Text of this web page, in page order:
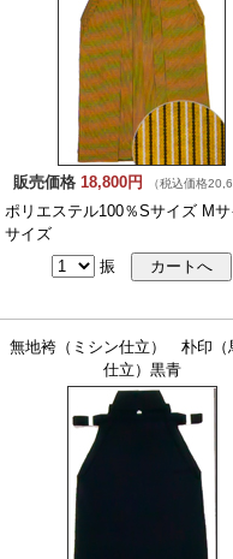
販売価格 18,800円 （税込価格
ポリエステル100％Sサイズ M
サイズ
振
無地袴（ミシン仕立） 朴印（
仕立）黒青